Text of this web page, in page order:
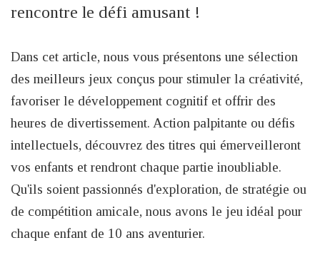
rencontre le défi amusant !
Dans cet article, nous vous présentons une sélection
des meilleurs jeux conçus pour stimuler la créativité,
favoriser le développement cognitif et offrir des
heures de divertissement. Action palpitante ou défis
intellectuels, découvrez des titres qui émerveilleront
vos enfants et rendront chaque partie inoubliable.
Qu'ils soient passionnés d'exploration, de stratégie ou
de compétition amicale, nous avons le jeu idéal pour
chaque enfant de 10 ans aventurier.